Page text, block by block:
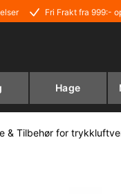
Fri Frakt fra 999:-
Hage
& Tilbehør for